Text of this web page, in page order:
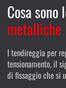
Cosa sono
metalliche
I tendireggia per
tensionamento, il
di fissaggio che si